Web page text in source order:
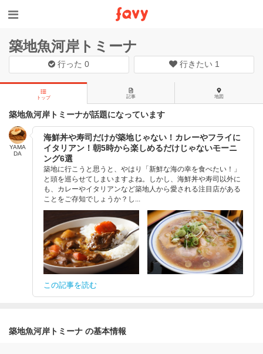
築地魚河岸トミーナ
行った0 行きたい 1
トップ 記事 地図
築地魚河岸トミーナが話題になっています
YAMA
DA
海鮮丼や寿司だけが築地じゃない！カレーやフライに
イタリアン！朝5時から楽しめるだけじゃないモーニ
ング6選
築地に行こうと思うと、やはり「新鮮な海の幸を食べたい！」
と頭を巡らせてしまいますよね。しかし、海鮮丼や寿司以外に
も、カレーやイタリアンなど築地人から愛される注目店がある
ことをご存知でしょうか？し...
この記事を読む
築地魚河岸トミーナ の基本情報